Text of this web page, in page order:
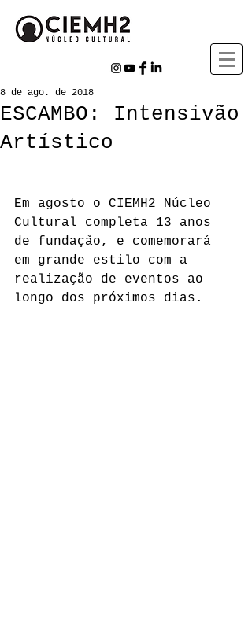
ESCAMBO: Intensivão
Artístico
8 de ago. de 2018
Em agosto o CIEMH2 Núcleo
Cultural completa 13 anos
de fundação, e comemorará
em grande estilo com a
realização de eventos ao
longo dos próximos dias.